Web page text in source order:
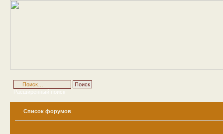
Расширенный поиск
Список форумов